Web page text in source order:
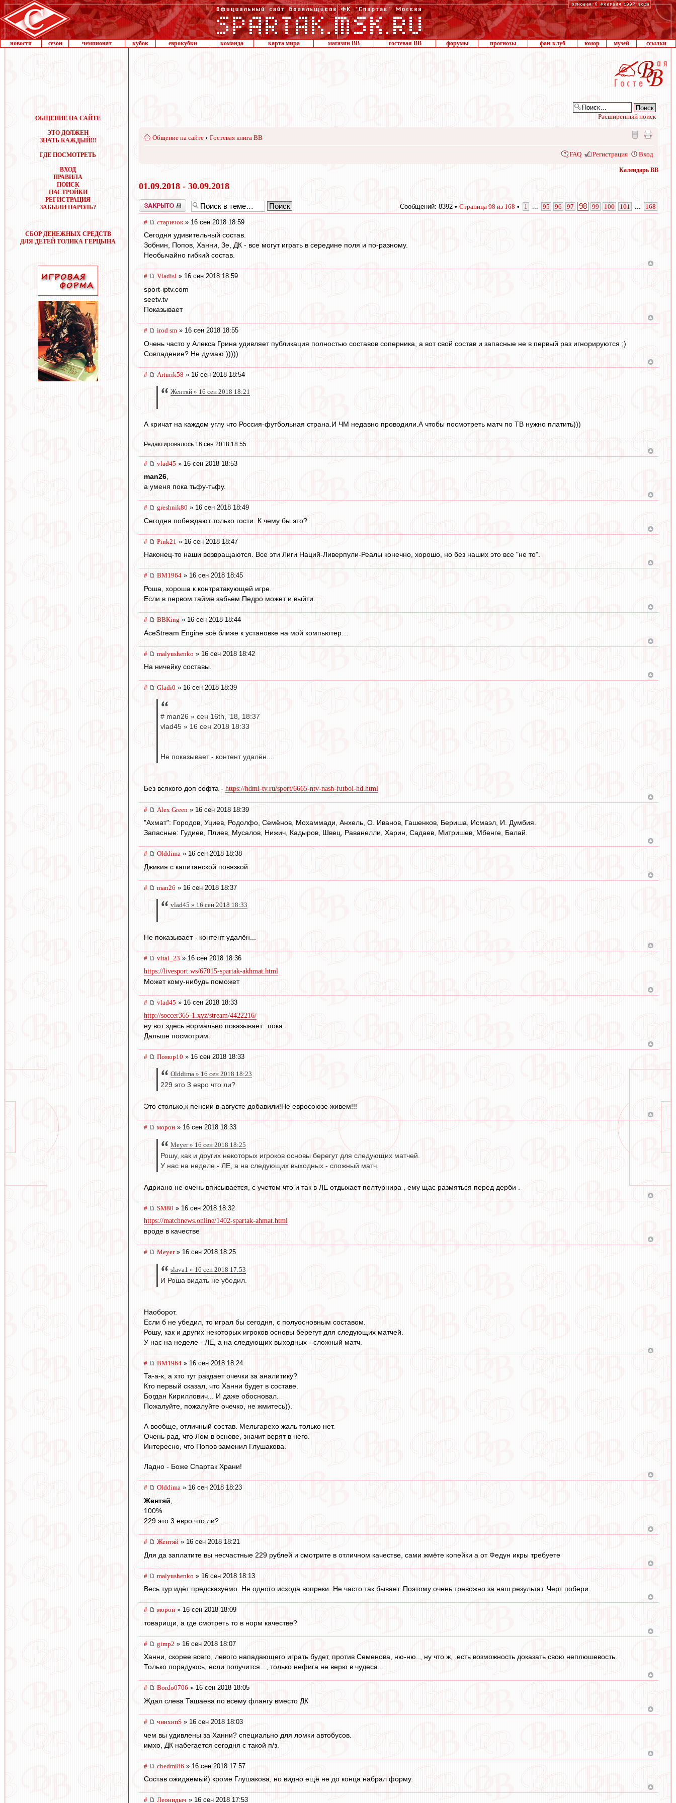
новости сезон чемпионат кубок еврокубки команда карта мира магазин ВВ гостевая ВВ форумы прогнозы фан-клуб юмор музей ссылки
ОБЩЕНИЕ НА САЙТЕ
ЭТО ДОЛЖЕН
ЗНАТЬ КАЖДЫЙ!!!
ГДЕ ПОСМОТРЕТЬ
ВХОД
ПРАВИЛА
ПОИСК
НАСТРОЙКИ
РЕГИСТРАЦИЯ
ЗАБЫЛИ ПАРОЛЬ?
СБОР ДЕНЕЖНЫХ СРЕДСТВ
ДЛЯ ДЕТЕЙ ТОЛИКА ГЕРЦЫНА
Расширенный поиск
Общение на сайте ‹ Гостевая книга ВВ
FAQ Регистрация Вход
Календарь ВВ
01.09.2018 - 30.09.2018
Закрыто Сообщений: 8392 • Страница 98 из 168 • 1 95 96 97 98 99 100 101 168
# старичок » 16 сен 2018 18:59
Сегодня удивительный состав.
Зобнин, Попов, Ханни, Зе, ДК - все могут играть в середине поля и по-разному.
Необычайно гибкий состав.
# Vladisl » 16 сен 2018 18:59
sport-iptv.com
seetv.tv
Показывает
# irod sm » 16 сен 2018 18:55
Очень часто у Алекса Грина удивляет публикация полностью составов соперника, а вот свой состав и запасные не в первый раз игнорируются ;)
Совпадение? Не думаю )))))
# Arturik58 » 16 сен 2018 18:54
Жентяй » 16 сен 2018 18:21
А кричат на каждом углу что Россия-футбольная страна.И ЧМ недавно проводили.А чтобы посмотреть матч по ТВ нужно платить)))
Редактировалось 16 сен 2018 18:55
# vlad45 » 16 сен 2018 18:53
man26
а уменя пока тьфу-тьфу.
# greshnik80 » 16 сен 2018 18:49
Сегодня побеждают только гости. К чему бы это?
# Pink21 » 16 сен 2018 18:47
Наконец-то наши возвращаются. Все эти Лиги Наций-Ливерпули-Реалы конечно, хорошо, но без наших это все "не то".
# BM1964 » 16 сен 2018 18:45
Роша, хороша к контратакующей игре.
Если в первом тайме забьем Педро может и выйти.
# BBKing » 16 сен 2018 18:44
AceStream Engine всё ближе к установке на мой компьютер…
# malyushenko » 16 сен 2018 18:42
На ничейку составы.
# Gladi0 » 16 сен 2018 18:39
# man26 » сен 16th, '18, 18:37
vlad45 » 16 сен 2018 18:33
Не показывает - контент удалён...
Без всякого доп софта - https://hdmi-tv.ru/sport/6665-ntv-nash-futbol-hd.html
# Alex Green » 16 сен 2018 18:39
"Ахмат": Городов, Уциев, Родолфо, Семёнов, Мохаммади, Анхель, О. Иванов, Гашенков, Бериша, Исмаэл, И. Думбия.
Запасные: Гудиев, Плиев, Мусалов, Нижич, Кадыров, Швец, Раванелли, Харин, Садаев, Митришев, Мбенге, Балай.
# Olddima » 16 сен 2018 18:38
Джикия с капитанской повязкой
# man26 » 16 сен 2018 18:37
vlad45 » 16 сен 2018 18:33
Не показывает - контент удалён...
# vital_23 » 16 сен 2018 18:36
https://livesport.ws/67015-spartak-akhmat.html
Может кому-нибудь поможет
# vlad45 » 16 сен 2018 18:33
http://soccer365-1.xyz/stream/4422216/
ну вот здесь нормально показывает...пока.
Дальше посмотрим.
# Помор10 » 16 сен 2018 18:33
Olddima » 16 сен 2018 18:23
229 это 3 евро что ли?
Это столько,к пенсии в августе добавили!Не евросоюзе живем!!!
# морон » 16 сен 2018 18:33
Meyer » 16 сен 2018 18:25
Рошу, как и других некоторых игроков основы берегут для следующих матчей.
У нас на неделе - ЛЕ, а на следующих выходных - сложный матч.
Адриано не очень вписывается, с учетом что и так в ЛЕ отдыхает полтурнира , ему щас размяться перед дерби .
# SM80 » 16 сен 2018 18:32
https://matchnews.online/1402-spartak-ahmat.html
вроде в качестве
# Meyer» 16 сен 2018 18:25
slava1 » 16 сен 2018 17:53
И Роша видать не убедил.
Наоборот.
Если б не убедил, то играл бы сегодня, с полуосновным составом.
Рошу, как и других некоторых игроков основы берегут для следующих матчей.
У нас на неделе - ЛЕ, а на следующих выходных - сложный матч.
# BM1964 » 16 сен 2018 18:24
Та-а-к, а хто тут раздает очечки за аналитику?
Кто первый сказал, что Ханни будет в составе.
Богдан Кириллович... И даже обосновал.
Пожалуйте, пожалуйте очечко, не жмитесь)).
А вообще, отличный состав. Мельгарехо жаль только нет.
Очень рад, что Лом в основе, значит верят в него.
Интересно, что Попов заменил Глушакова.
Ладно - Боже Спартак Храни!
# Olddima » 16 сен 2018 18:23
Жентяй
100%
229 это 3 евро что ли?
# Жентяй » 16 сен 2018 18:21
Для да заплатите вы несчастные 229 рублей и смотрите в отличном качестве, сами жмёте копейки а от Федун икры требуете
# malyushenko » 16 сен 2018 18:13
Весь тур идёт предсказуемо. Не одного исхода вопреки. Не часто так бывает. Поэтому очень тревожно за наш результат. Черт побери.
# морон » 16 сен 2018 18:09
товарищи, а где смотреть то в норм качестве?
# gimp2 » 16 сен 2018 18:07
Ханни, скорее всего, левого нападающего играть будет, против Семенова, ню-ню.., ну что ж, .есть возможность доказать свою неплюшевость.
Только порадуюсь, если получится..., только нефига не верю в чудеса...
# Bordo0706 » 16 сен 2018 18:05
Ждал слева Ташаева по всему флангу вместо ДК
# чннхнпS » 16 сен 2018 18:03
чем вы удивлены за Ханни? специально для ломки автобусов.
имхо, ДК набегается сегодня с такой п/з.
# chedmi86 » 16 сен 2018 17:57
Состав ожидаемый) кроме Глушакова, но видно ещё не до конца набрал форму.
# Леонидыч » 16 сен 2018 17:53